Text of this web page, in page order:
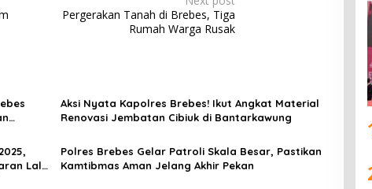
Pergerakan Tanah di Brebes, Tiga
Rumah Warga Rusak
Aksi Nyata Kapolres Brebes! Ikut Angkat Material
Renovasi Jembatan Cibiuk di Bantarkawung
Lalu
Polres Brebes Gelar Patroli Skala Besar, Pastikan
Kamtibmas Aman Jelang Akhir Pekan